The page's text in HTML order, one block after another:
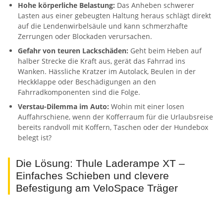
Hohe körperliche Belastung: Das Anheben schwerer
Lasten aus einer gebeugten Haltung heraus schlägt direkt
auf die Lendenwirbelsäule und kann schmerzhafte
Zerrungen oder Blockaden verursachen.
Gefahr von teuren Lackschäden: Geht beim Heben auf
halber Strecke die Kraft aus, gerät das Fahrrad ins
Wanken. Hässliche Kratzer im Autolack, Beulen in der
Heckklappe oder Beschädigungen an den
Fahrradkomponenten sind die Folge.
Verstau-Dilemma im Auto: Wohin mit einer losen
Auffahrschiene, wenn der Kofferraum für die Urlaubsreise
bereits randvoll mit Koffern, Taschen oder der Hundebox
belegt ist?
Die Lösung: Thule Laderampe XT –
Einfaches Schieben und clevere
Befestigung am VeloSpace Träger